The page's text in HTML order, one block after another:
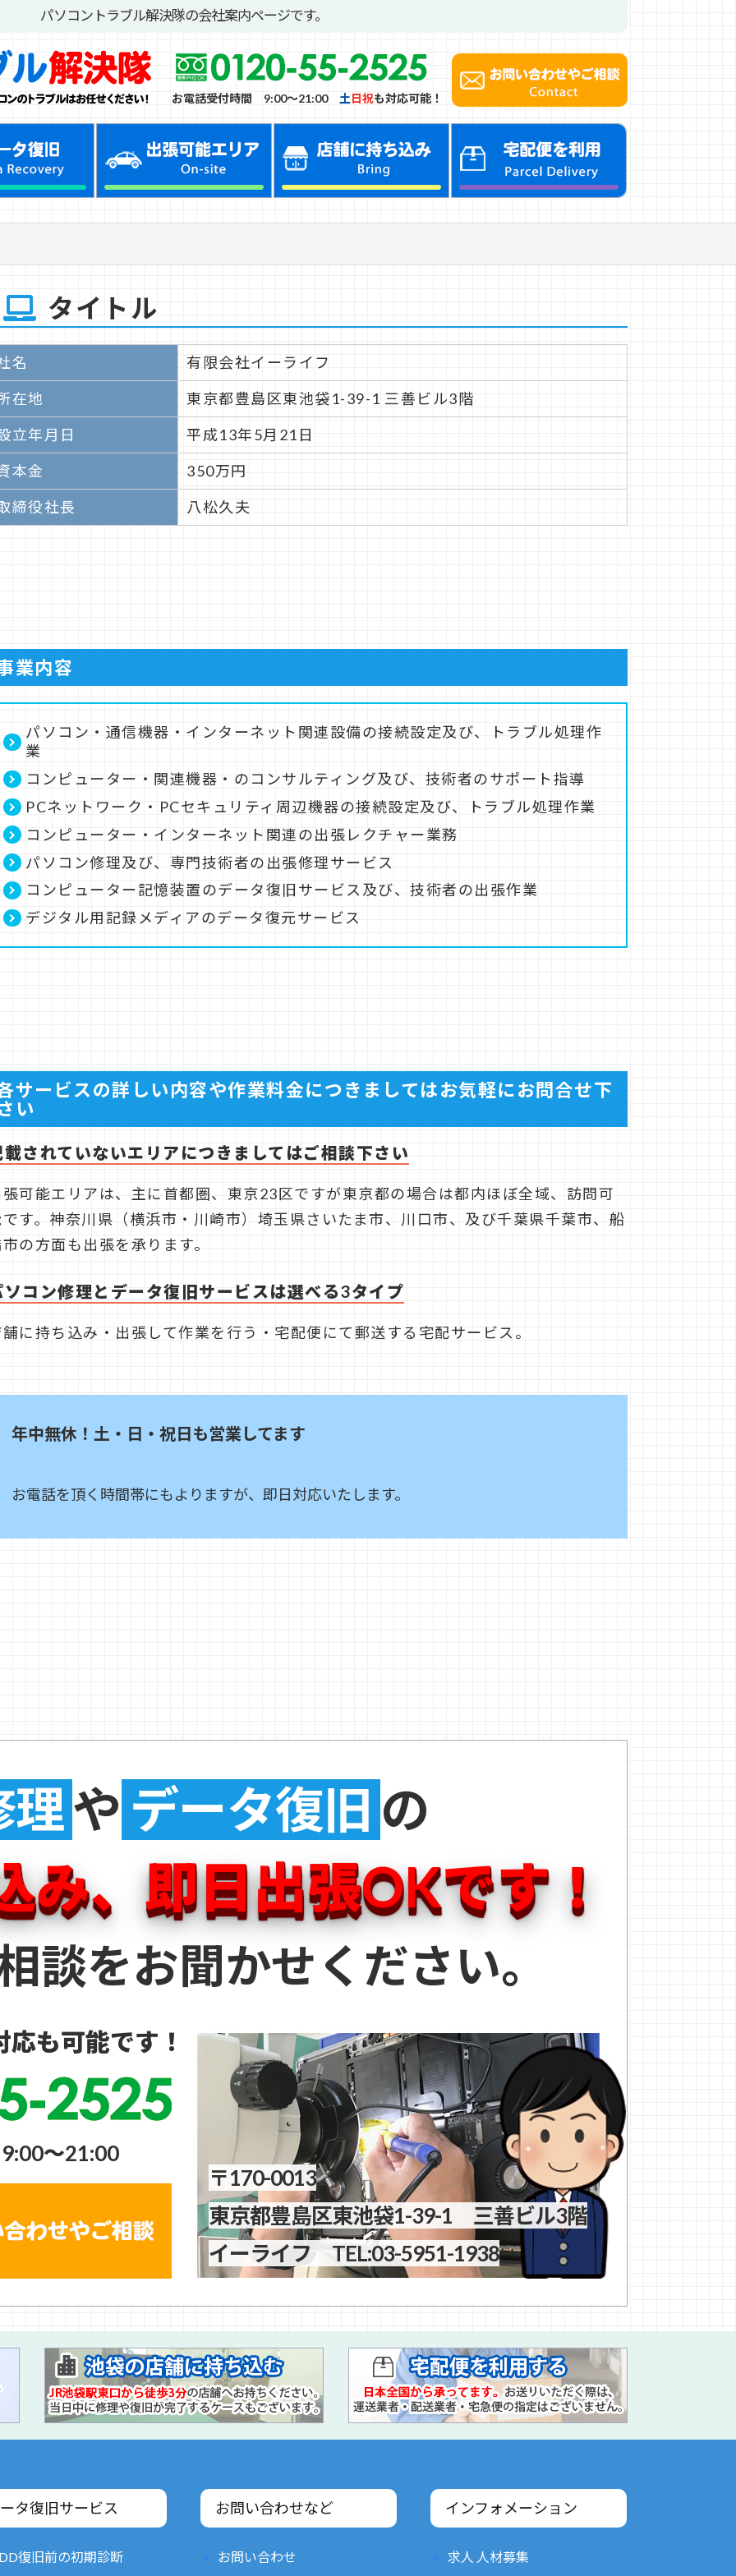
パソコントラブル解決隊の会社案内ページです。
お電話受付時間 9:00～21:00 土日祝も対応可能！
タイトル
名
有限会社イーライフ
在地
東京都豊島区東池袋1-39-1 三善ビル3階
立年月日
平成13年5月21日
本金
350万円
締役社長
八松久夫
業内容
パソコン・通信機器・インターネット関連設備の接続設定及び、トラブル処理作
業
コンピューター・関連機器・のコンサルティング及び、技術者のサポート指導
PCネットワーク・PCセキュリティ周辺機器の接続設定及び、トラブル処理作業
コンピューター・インターネット関連の出張レクチャー業務
パソコン修理及び、専門技術者の出張修理サービス
コンピューター記憶装置のデータ復旧サービス及び、技術者の出張作業
デジタル用記録メディアのデータ復元サービス
サービスの詳しい内容や作業料金につきましてはお気軽にお問合せ下
い
載されていないエリアにつきましてはご相談下さい
可能エリアは、主に首都圏、東京23区ですが東京都の場合は都内ほぼ全域、訪問可
す。神奈川県（横浜市・川崎市）埼玉県さいたま市、川口市、及び千葉県千葉市、船
の方面も出張を承ります。
ソコン修理とデータ復旧サービスは選べる3タイプ
に持ち込み・出張して作業を行う・宅配便にて郵送する宅配サービス。
年中無休！土・日・祝日も営業してます
お電話を頂く時間帯にもよりますが、即日対応いたします。
理や データ復旧 の
み、即日出張OKです！
談をお聞かせください。
応も可能です！
～21:00
〒170-0013
東京都豊島区東池袋1-39-1 三善ビル3階
イーライフ TEL:03-5951-1938
タ復旧サービス
復旧前の初期診断
お問い合わせなど
お問い合わせ
インフォメーション
求人 人材募集